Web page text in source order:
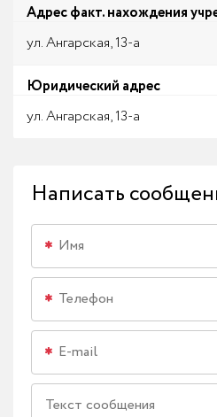
Адрес факт. нахождения
ул. Ангарская, 13-а
Юридический адрес
ул. Ангарская, 13-а
Написать